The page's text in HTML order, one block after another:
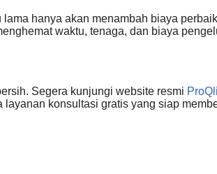
hanya akan menambah biaya
waktu, tenaga, dan biaya
Segera kunjungi website resmi
konsultasi gratis yang siap